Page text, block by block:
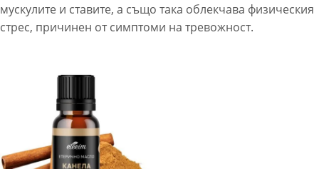
мускулите и ставите, а също така облекчава физическия
стрес, причинен от симптоми на тревожност.